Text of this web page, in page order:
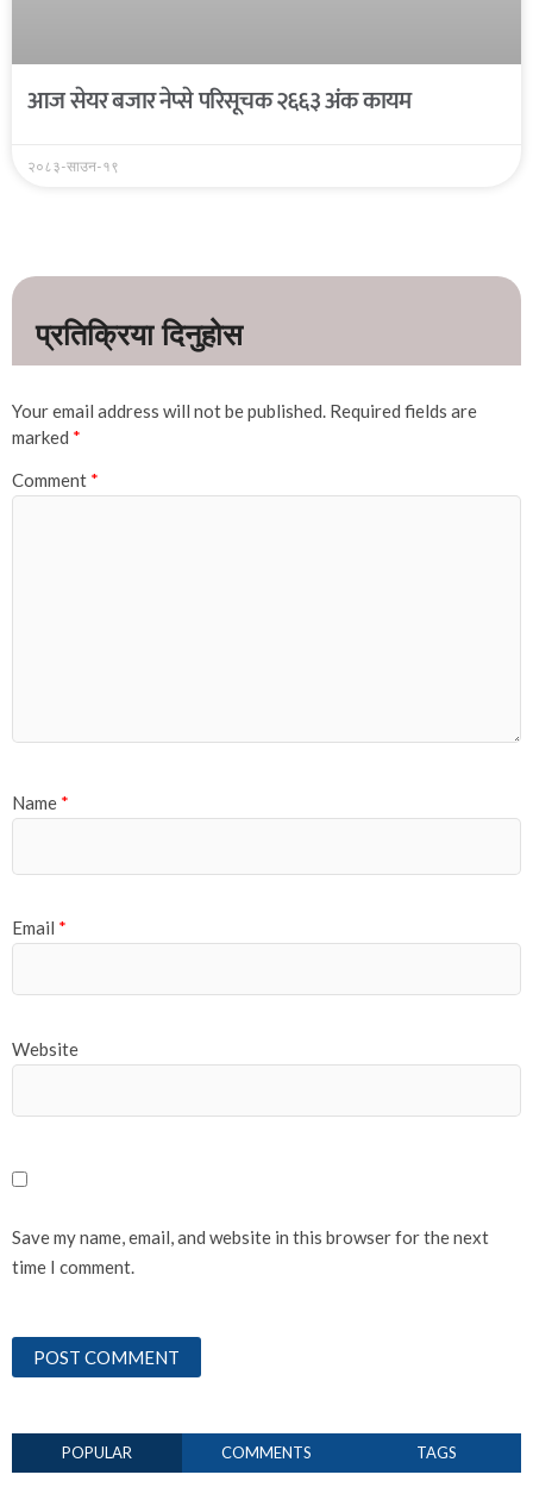
आज सेयर बजार नेप्से परिसूचक २६६३ अंक कायम
२०८३-साउन-१९
Your email address will not be published. Required fields are
marked *
Comment *
Name *
Email *
Website
Save my name, email, and website in this browser for the next
time I comment.
POPULAR COMMENTS TAGS